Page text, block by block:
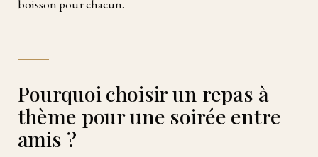
boisson pour chacun.
Pourquoi choisir un repas à
thème pour une soirée entre
amis ?